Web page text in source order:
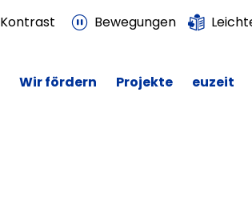
Kontrast Bewegungen
Wir fördern Projekte euzeit